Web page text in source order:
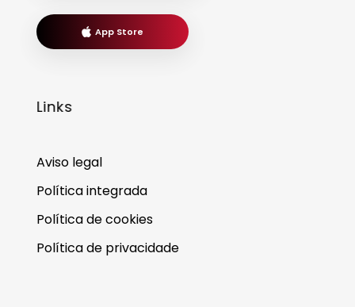
App Store
Links
Aviso legal
Política integrada
Política de cookies
Política de privacidade